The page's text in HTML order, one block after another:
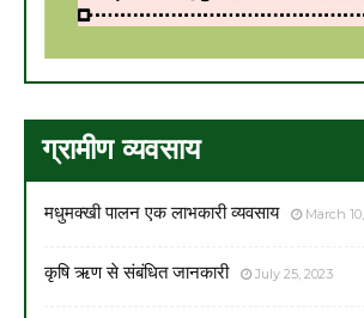
ग्रामीण व्यवसाय
मधुमक्खी पालन एक लाभकारी व्यवसाय March
कृषि ऋण से संबंधित जानकारी July 25, 2023